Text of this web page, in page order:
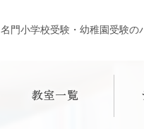
名門小学校受験・幼稚園受験の